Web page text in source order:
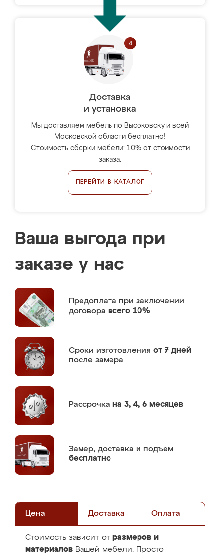
Доставка
и установка
Мы доставляем мебель по Высоковску и всей
Московской области бесплатно!
Стоимость сборки мебели: 10% от стоимости
заказа.
ПЕРЕЙТИ В КАТАЛОГ
Ваша выгода при
заказе у нас
Предоплата при заключении
договора всего 10%
Сроки изготовления от 7 дней
после замера
Рассрочка на 3, 4, 6 месяцев
Замер, доставка и подъем
бесплатно
Цена Доставка Оплата
Стоимость зависит от размеров и
материалов Вашей мебели. Просто